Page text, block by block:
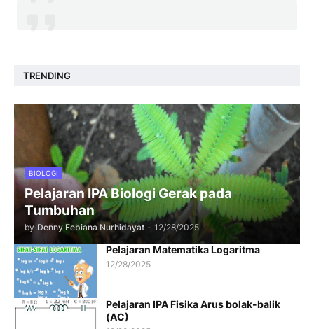
TRENDING
BIOLOGI
Pelajaran IPA Biologi Gerak pada
Tumbuhan
by Denny Febiana Nurhidayat - 12/28/2025
Pelajaran Matematika Logaritma
12/28/2025
Pelajaran IPA Fisika Arus bolak-balik
(AC)